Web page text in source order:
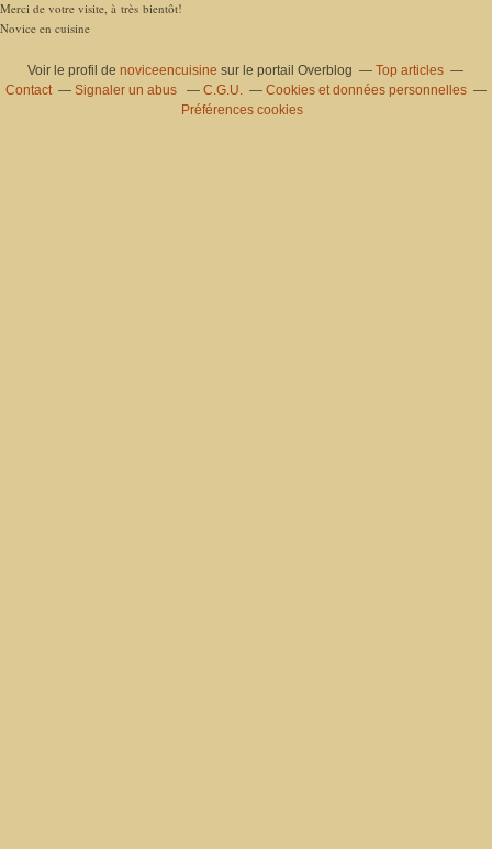
Merci de votre visite, à très bientôt!
Novice en cuisine
Voir le profil denoviceencuisine sur le portail Overblog
Top articles
Contact
Signaler un abus C.G.U.
Cookies et données personnelles
Préférences cookies